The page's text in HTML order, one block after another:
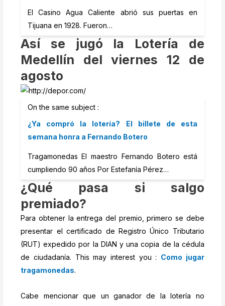
El Casino Agua Caliente abrió sus puertas en
Tijuana en 1928. Fueron…
Así se jugó la Lotería de
Medellín del viernes 12 de
agosto
On the same subject :
¿Ya compró la lotería? El billete de esta
semana honra a Fernando Botero
Tragamonedas El maestro Fernando Botero está
cumpliendo 90 años Por Estefanía Pérez…
¿Qué pasa si salgo
premiado?
Para obtener la entrega del premio, primero se debe
presentar el certificado de Registro Único Tributario
(RUT) expedido por la DIAN y una copia de la cédula
de ciudadanía. This may interest you : Como jugar
tragamonedas.
Cabe mencionar que un ganador de la lotería no